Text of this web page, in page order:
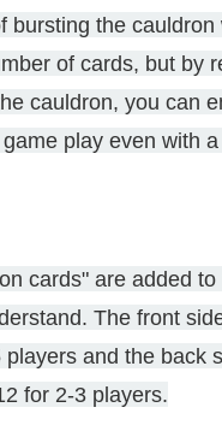
bursting the
of cards, but by
cauldron, you can
play even with
cards" are added
The front
and the back
for 2-3 players.